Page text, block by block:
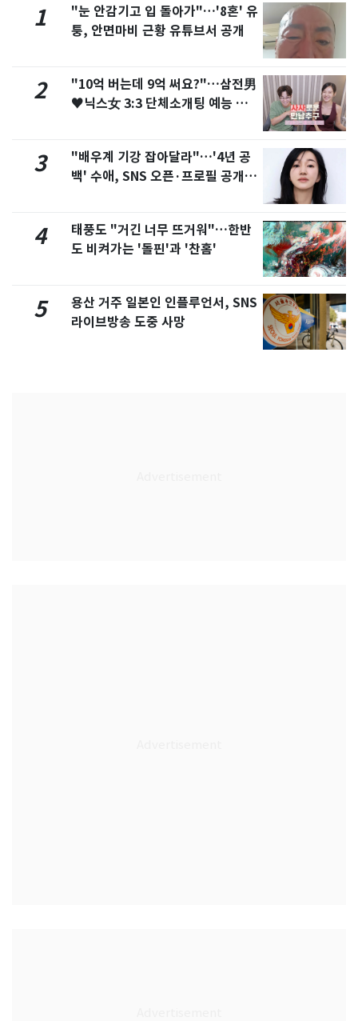
1
"눈 안감기고 입 돌아가"…'8혼' 유
퉁, 안면마비 근황 유튜브서 공개
2
"10억 버는데 9억 써요?"…삼전男
♥닉스女 3:3 단체소개팅 예능 화
3
"배우계 기강 잡아달라"…'4년 공
백' 수애, SNS 오픈·프로필 공개
4
태풍도 "거긴 너무 뜨거워"…한반
도 비켜가는 '돌핀'과 '찬홈'
5
용산 거주 일본인 인플루언서, SNS
라이브방송 도중 사망